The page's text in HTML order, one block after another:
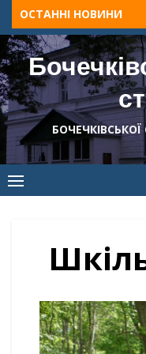
Skip
to
content
ОСТАННІ НОВИНИ